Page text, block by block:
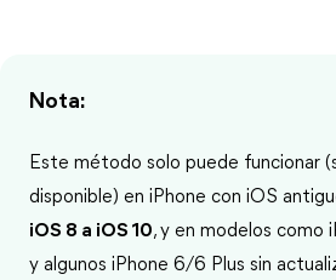
Nota:
Este método solo puede funcionar
disponible) en iPhone con iOS
iOS 8 a iOS 10, y en modelos como
y algunos iPhone 6/6 Plus sin